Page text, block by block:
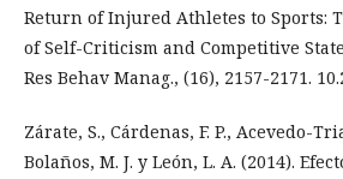
Return of Injured Athletes to Sports:
of Self-Criticism and Competitive
Res Behav Manag., (16), 2157-2171.
Zárate, S., Cárdenas, F. P., Acevedo-
Bolaños, M. J. y León, L. A. (2014).